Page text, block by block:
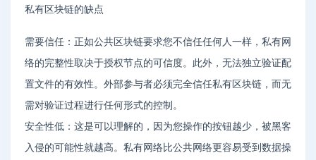
私有区块链的缺点
需要信任：正如公共区块链要求您不信任任何人一样，私有网
络的完整性取决于授权节点的可信度。此外，无法独立验证配
置文件的有效性。外部参与者必须完全信任私有区块链，而无
需对验证过程进行任何形式的控制。
安全性低：这是可以理解的，因为您操作的按钮越少，被黑客
入侵的可能性就越高。私有网络比公共网络更容易受到数据操